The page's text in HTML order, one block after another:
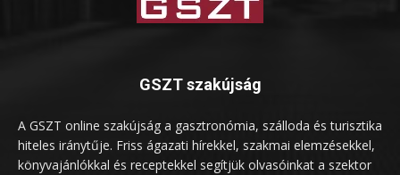
GSZT szakújság
A GSZT online szakújság a gasztronómia, szálloda és turisztika
hiteles iránytűje. Friss ágazati hírekkel, szakmai elemzésekkel,
könyvajánlókkal és receptekkel segítjük olvasóinkat a szektor